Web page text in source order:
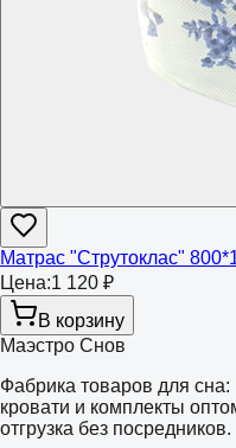
Матрас "Струтоклас"
Цена:1 120 ₽
В корзину
Маэстро Снов
Фабрика товаров для
кровати и комплекты
отгрузка без посредников.